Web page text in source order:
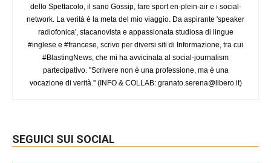
dello Spettacolo, il sano Gossip, fare sport en-plein-air e i social-
network. La verità è la meta del mio viaggio. Da aspirante 'speaker
radiofonica', stacanovista e appassionata studiosa di lingue
#inglese e #francese, scrivo per diversi siti di Informazione, tra cui
#BlastingNews, che mi ha avvicinata al social-journalism
partecipativo. ''Scrivere non è una professione, ma è una
vocazione di verità.'' (INFO & COLLAB: granato.serena@libero.it)
SEGUICI SUI SOCIAL